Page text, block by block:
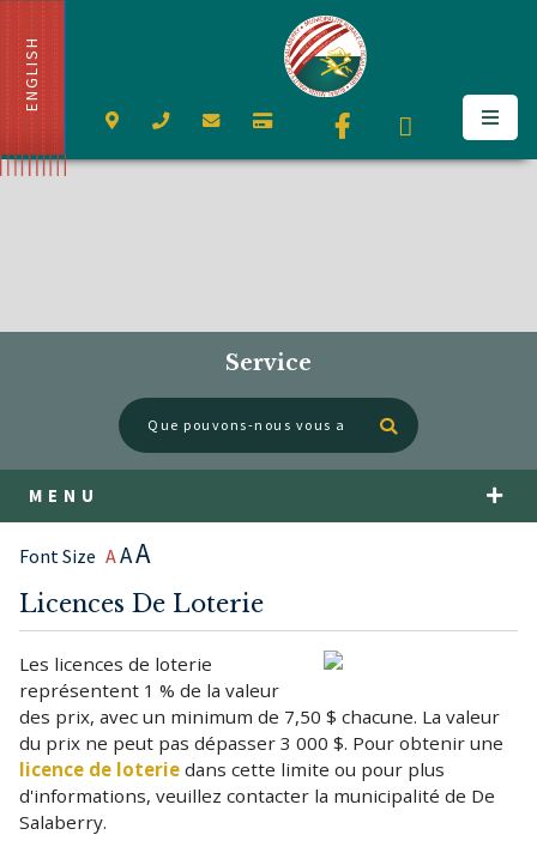
ENGLISH
Service
Type here to
MENU
Licences De Loterie
Font Size AAA
Les licences de loterie
représentent 1 % de la valeur
des prix, avec un minimum de 7,50 $ chacune. La valeur
du prix ne peut pas dépasser 3 000 $. Pour obtenir une
licence de loterie dans cette limite ou pour plus
d'informations, veuillez contacter la municipalité de De
Salaberry.